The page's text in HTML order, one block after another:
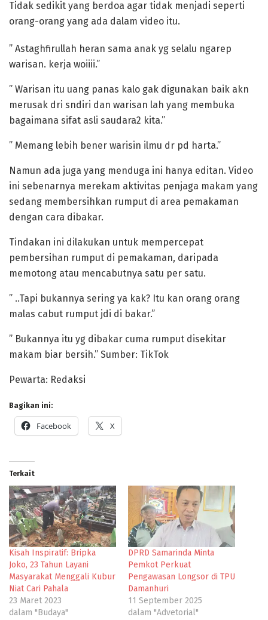
Tidak sedikit yang berdoa agar tidak menjadi seperti
orang-orang yang ada dalam video itu.
” Astaghfirullah heran sama anak yg selalu ngarep
warisan. kerja woiiii.”
” Warisan itu uang panas kalo gak digunakan baik akn
merusak dri sndiri dan warisan lah yang membuka
bagaimana sifat asli saudara2 kita.”
” Memang lebih bener warisin ilmu dr pd harta.”
Namun ada juga yang menduga ini hanya editan. Video
ini sebenarnya merekam aktivitas penjaga makam yang
sedang membersihkan rumput di area pemakaman
dengan cara dibakar.
Tindakan ini dilakukan untuk mempercepat
pembersihan rumput di pemakaman, daripada
memotong atau mencabutnya satu per satu.
” ..Tapi bukannya sering ya kak? Itu kan orang orang
malas cabut rumput jdi di bakar.”
” Bukannya itu yg dibakar cuma rumput disekitar
makam biar bersih.” Sumber: TikTok
Pewarta: Redaksi
Bagikan ini:
Facebook X
Terkait
Kisah Inspiratif: Bripka
Joko, 23 Tahun Layani
Masyarakat Menggali Kubur
Niat Cari Pahala
23 Maret 2023
dalam "Budaya"
DPRD Samarinda Minta
Pemkot Perkuat
Pengawasan Longsor di TPU
Damanhuri
11 September 2025
dalam "Advetorial"